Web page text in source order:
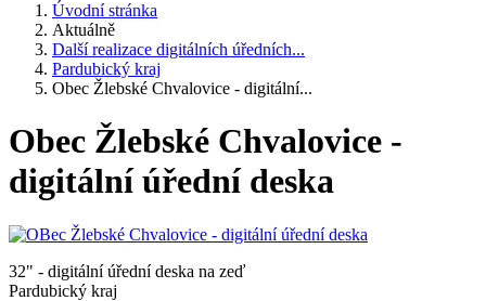
Úvodní stránka
Aktuálně
Další realizace digitálních úředních...
Pardubický kraj
Obec Žlebské Chvalovice - digitální...
Obec Žlebské Chvalovice -
digitální úřední deska
32" - digitální úřední deska na zeď
Pardubický kraj